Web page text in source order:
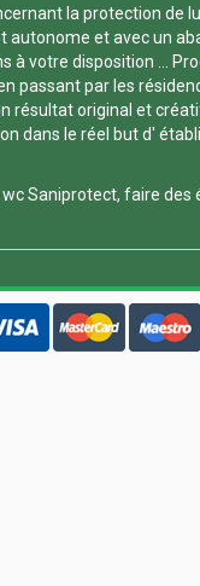
la protection de
autonome et avec un
à votre disposition ...
passant par les
résultat original et
dans le réel but d'
wcSaniprotect, faire des